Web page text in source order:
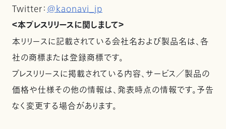
Twitter：@kaonavi_jp
＜本プレスリリースに関しまして＞
本リリースに記載されている会社名および製品名は、各
社の商標または登録商標です。
プレスリリースに掲載されている内容、サービス／製品の
価格や仕様その他の情報は、発表時点の情報です。予告
なく変更する場合があります。